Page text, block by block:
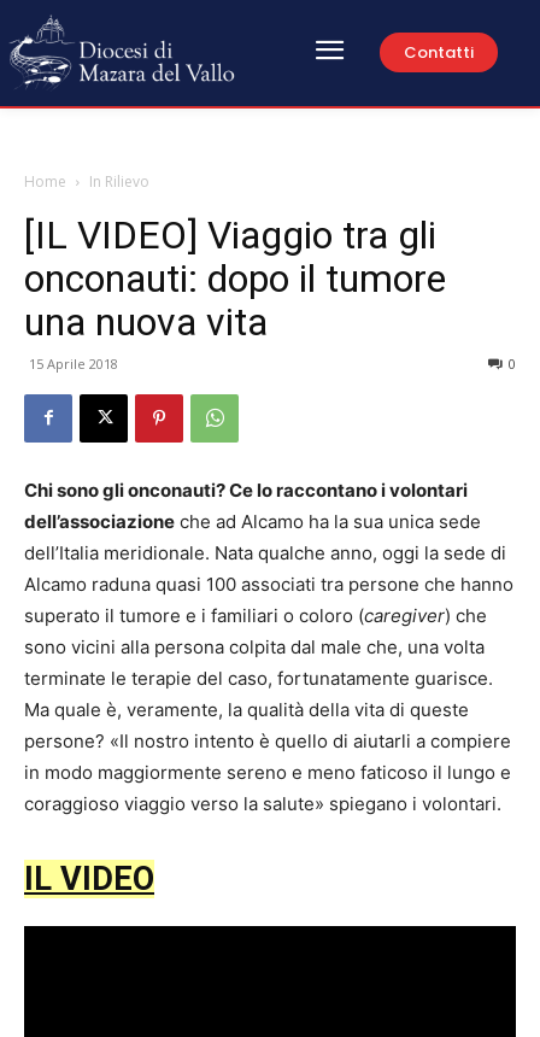
Contatti
Home In Rilievo
[IL VIDEO] Viaggio tra gli
onconauti: dopo il tumore
una nuova vita
15 Aprile 2018 0
Chi sono gli onconauti? Ce lo raccontano i volontari
dell’associazione che ad Alcamo ha la sua unica sede
dell’Italia meridionale. Nata qualche anno, oggi la sede di
Alcamo raduna quasi 100 associati tra persone che hanno
superato il tumore e i familiari o coloro (caregiver) che
sono vicini alla persona colpita dal male che, una volta
terminate le terapie del caso, fortunatamente guarisce.
Ma quale è, veramente, la qualità della vita di queste
persone? «Il nostro intento è quello di aiutarli a compiere
in modo maggiormente sereno e meno faticoso il lungo e
coraggioso viaggio verso la salute» spiegano i volontari.
IL VIDEO